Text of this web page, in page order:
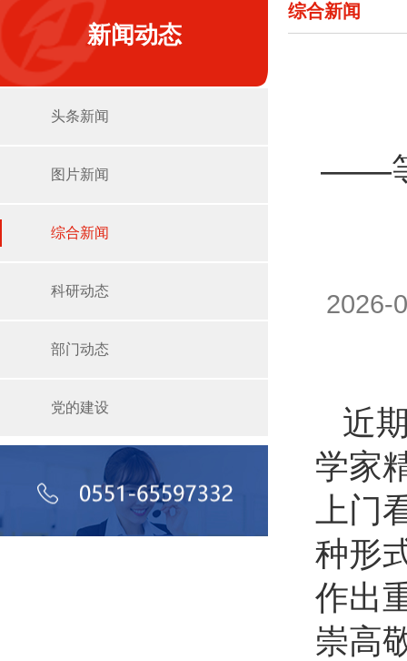
新闻动态
头条新闻
图片新闻
综合新闻
科研动态
部门动态
党的建设
综合新闻
——
2026-
近
学家
上门
种形
作出
崇高